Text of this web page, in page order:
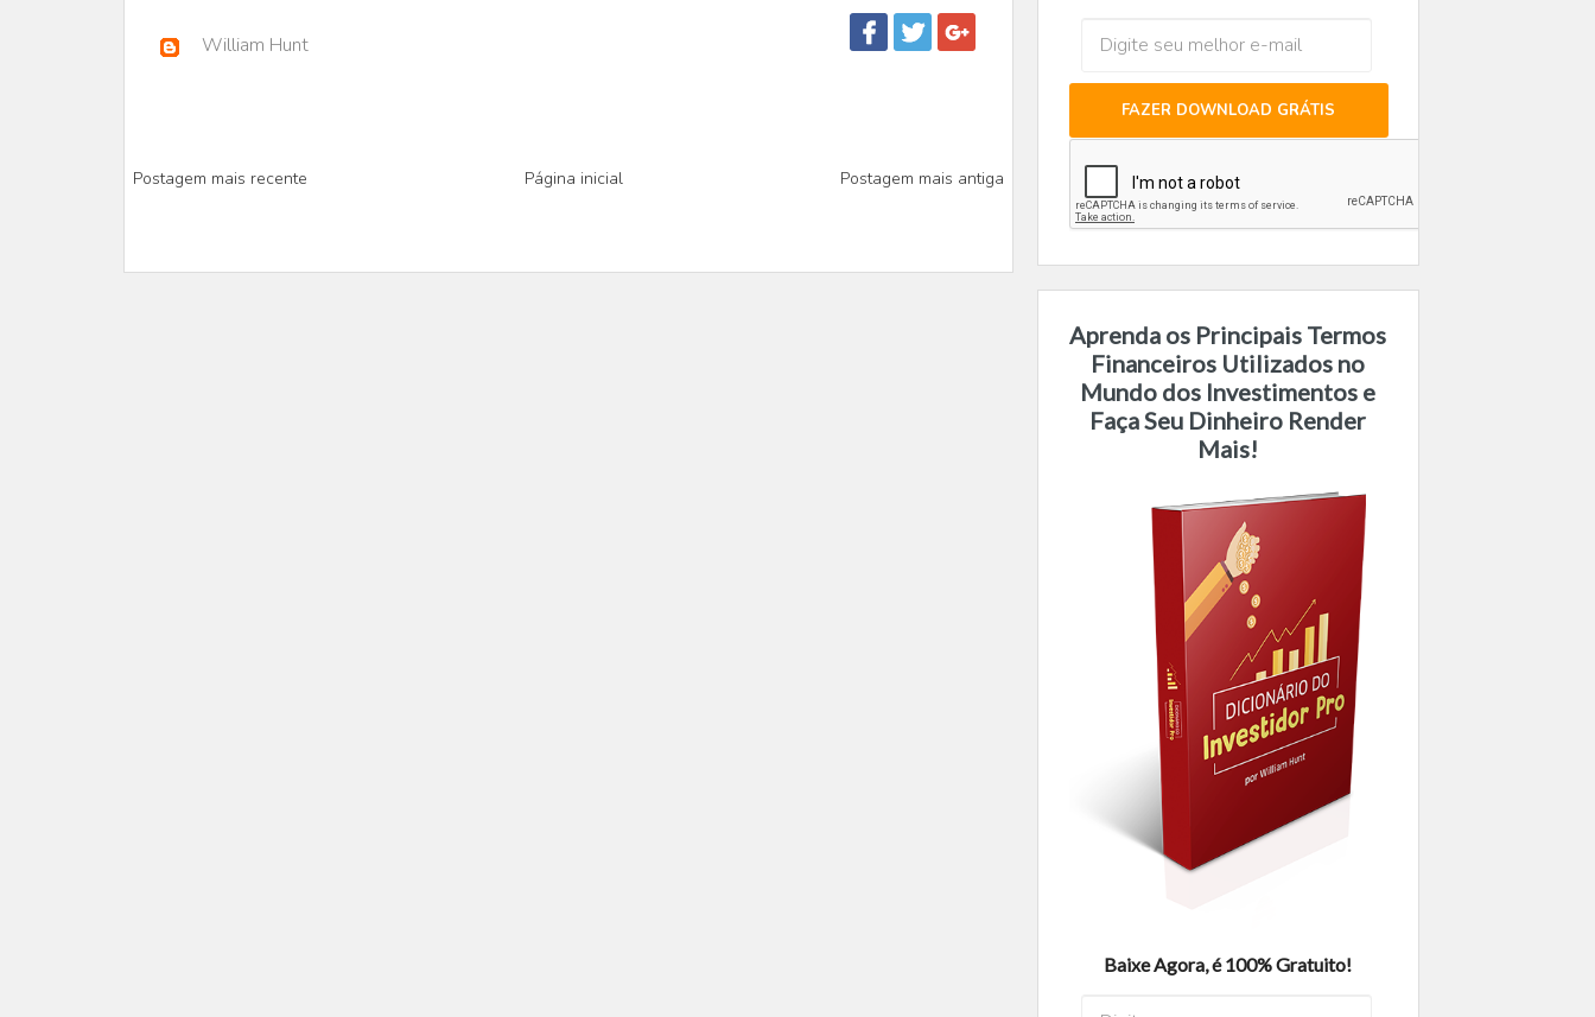
William Hunt
Postagem mais recente Página inicial Postagem mais antiga
FAZER DOWNLOAD GRÁTIS
Aprenda os Principais Termos
Financeiros Utilizados no
Mundo dos Investimentos e
Faça Seu Dinheiro Render
Mais!
Baixe Agora, é 100% Gratuito!